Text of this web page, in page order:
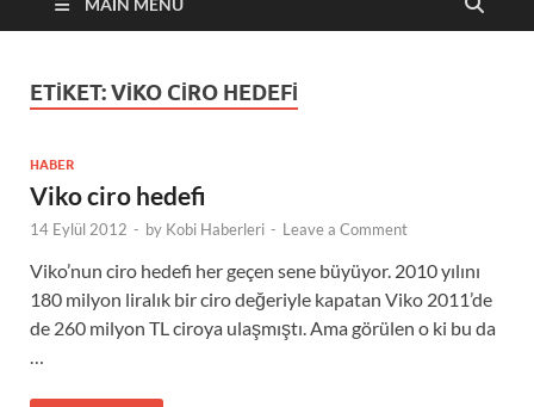
En Güncel
Kobi
MAIN MENU
ETIKET:VIKO CIRO HEDEFI
HABER
Viko ciro hedefi
14 Eylül 2012 - by Kobi Haberleri - Leave a Comment
Viko’nun ciro hedefi her geçen sene büyüyor. 2010 yılını
180 milyon liralık bir ciro değeriyle kapatan Viko 2011’de
de 260 milyon TL ciroya ulaşmıştı. Ama görülen o ki bu da